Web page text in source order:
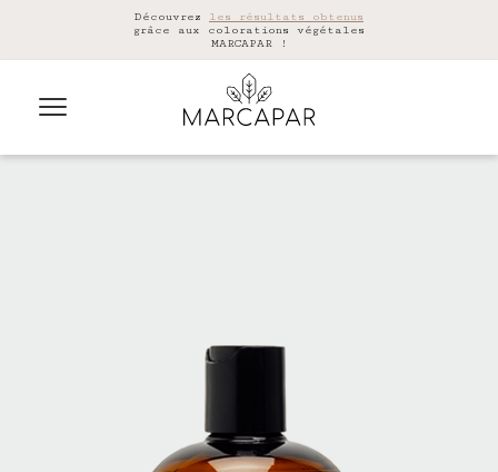
Découvrez les résultats obtenus
grâce aux colorations végétales
MARCAPAR !